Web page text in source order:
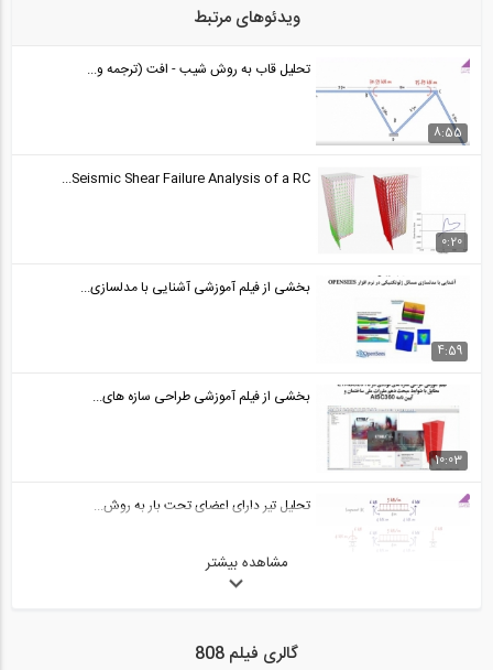
25
26
02:45
27
01:54
ویدئوهای مرتبط
8:55
تحلیل قاب به روش شیب - افت (ترجمه و...
0:20
Seismic Shear Failure Analysis of a RC...
4:59
بخشی از فیلم آموزشی آشنایی با مدلسازی...
10:03
بخشی از فیلم آموزشی طراحی سازه های...
تحلیل تیر دارای اعضای تحت بار به روش...
مشاهده بیشتر
گالری فیلم 808